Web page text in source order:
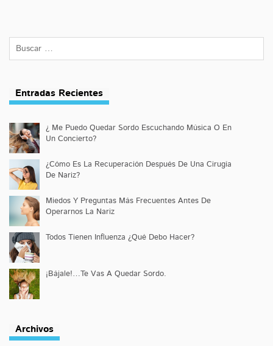
Entradas Recientes
¿ Me Puedo Quedar Sordo Escuchando Música O En
Un Concierto?
¿Cómo Es La Recuperación Después De Una Cirugía
De Nariz?
Miedos Y Preguntas Más Frecuentes Antes De
Operarnos La Nariz
Todos Tienen Influenza ¿Qué Debo Hacer?
¡Bájale!…Te Vas A Quedar Sordo.
Archivos